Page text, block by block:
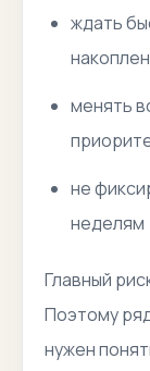
ждать
менять
не
неделям
Главный
Поэтому
нужен